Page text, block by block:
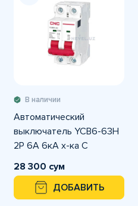
В наличии
Автоматический
выключатель YCB6-63H
2P 6A 6кА х-ка С
28 300 сум
ДОБАВИТЬ